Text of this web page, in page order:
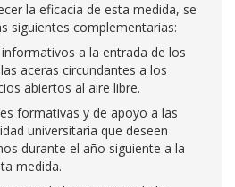
la eficacia de esta medida, se
siguientes complementarias:
a la entrada de los
aceras circundantes a los
abiertos al aire libre.
formativas y de apoyo a las
universitaria que deseen
durante el año siguiente a la
medida.